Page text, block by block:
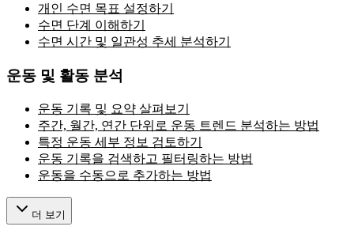
개인 수면 목표 설정하기
수면 단계 이해하기
수면 시간 및 일관성 추세 분석하기
운동 및 활동 분석
운동 기록 및 요약 살펴보기
주간, 월간, 연간 단위로 운동 트렌드 분석하는 방법
특정 운동 세부 정보 검토하기
운동 기록을 검색하고 필터링하는 방법
운동을 수동으로 추가하는 방법
더 보기